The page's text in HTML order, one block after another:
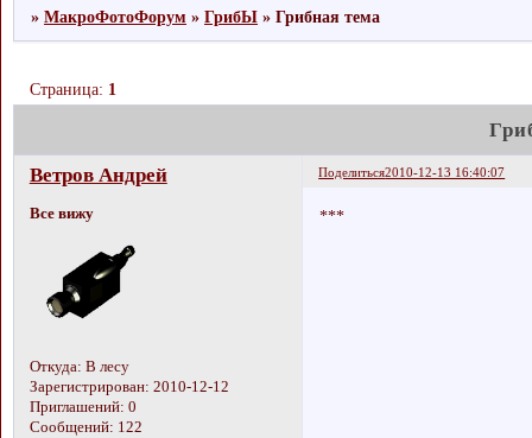
»МакроФотоФорум »ГрибЫ »Грибная тема
Страница: 1
Поделиться2010-12-13 16:40:07
Ветров Андрей
Все вижу
Откуда: В лесу
Зарегистрирован: 2010-12-12
Приглашений: 0
Сообщений: 122
***